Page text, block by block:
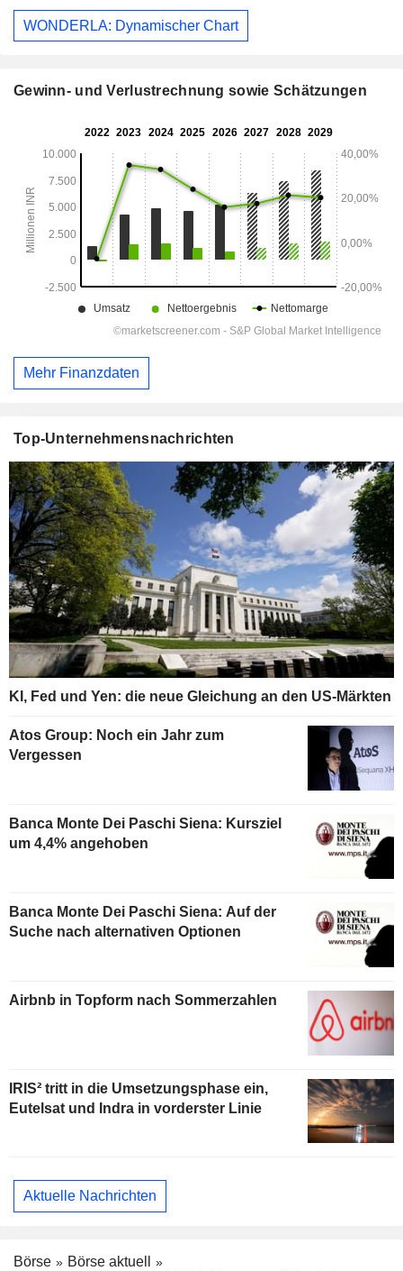
WONDERLA: Dynamischer Chart
Gewinn- und Verlustrechnung sowie Schätzungen
Mehr Finanzdaten
Top-Unternehmensnachrichten
KI, Fed und Yen: die neue Gleichung an den US-Märkten
Atos Group: Noch ein Jahr zum
Vergessen
Banca Monte Dei Paschi Siena: Kursziel
um 4,4% angehoben
Banca Monte Dei Paschi Siena: Auf der
Suche nach alternativen Optionen
Airbnb in Topform nach Sommerzahlen
IRIS² tritt in die Umsetzungsphase ein,
Eutelsat und Indra in vorderster Linie
Aktuelle Nachrichten
Börse
Börse aktuell